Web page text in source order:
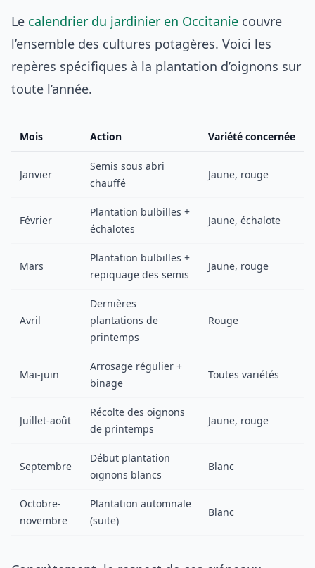
Le calendrier du jardinier en Occitanie couvre
l’ensemble des cultures potagères. Voici les
repères spécifiques à la plantation d’oignons sur
toute l’année.
Mois Action Variété concernée
Janvier
Semis sous abri
chauffé
Jaune, rouge
Février
Plantation bulbilles +
échalotes
Jaune, échalote
Mars
Plantation bulbilles +
repiquage des semis
Jaune, rouge
Avril
Dernières
plantations de
printemps
Rouge
Mai-juin
Arrosage régulier +
binage
Toutes variétés
Juillet-août
Récolte des oignons
de printemps
Jaune, rouge
Septembre
Début plantation
oignons blancs
Blanc
Octobre-
novembre
Plantation automnale
(suite)
Blanc